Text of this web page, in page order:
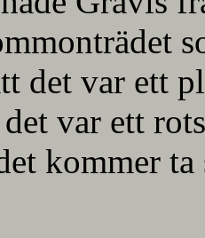
det var ett
var ett
kommer